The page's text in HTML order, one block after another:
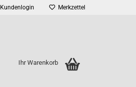
Kundenlogin Merkzettel
Ihr Warenkorb